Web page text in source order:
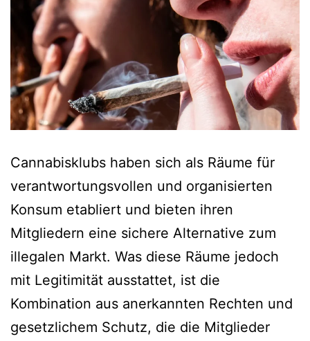
Cannabisklubs haben sich als Räume für
verantwortungsvollen und organisierten
Konsum etabliert und bieten ihren
Mitgliedern eine sichere Alternative zum
illegalen Markt. Was diese Räume jedoch
mit Legitimität ausstattet, ist die
Kombination aus anerkannten Rechten und
gesetzlichem Schutz, die die Mitglieder